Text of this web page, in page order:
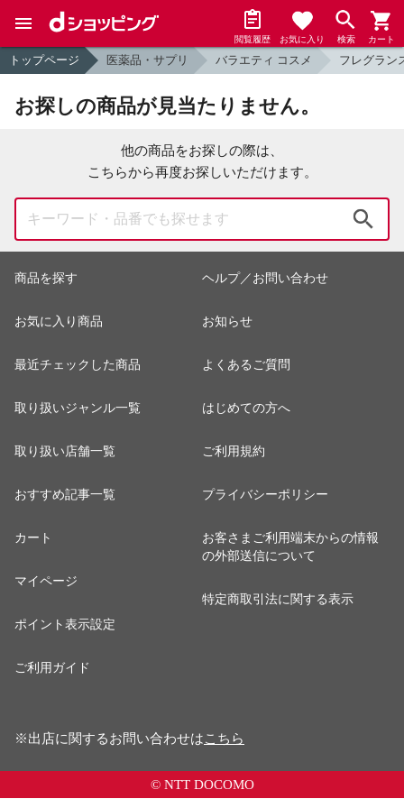
閲覧履歴 お気に入り 検索 カート
トップページ 医薬品・サプリ バラエティ コスメ フレグラン
お探しの商品が見当たりません。
他の商品をお探しの際は、
こちらから再度お探しいただけます。
商品を探す
お気に入り商品
最近チェックした商品
取り扱いジャンル一覧
取り扱い店舗一覧
おすすめ記事一覧
カート
マイページ
ポイント表示設定
ご利用ガイド
ヘルプ／お問い合わせ
お知らせ
よくあるご質問
はじめての方へ
ご利用規約
プライバシーポリシー
お客さまご利用端末からの情報
の外部送信について
特定商取引法に関する表示
※出店に関するお問い合わせはこちら
© NTT DOCOMO